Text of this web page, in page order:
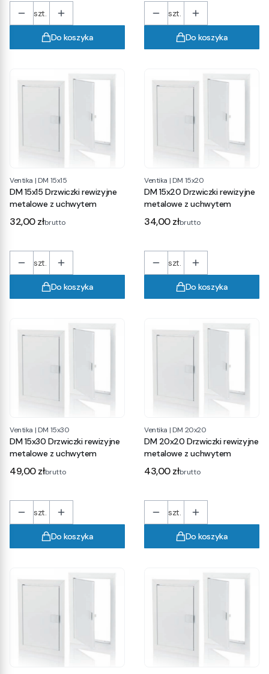
szt.
Do koszyka
szt.
Do koszyka
Ventika | DM 15x15
DM 15x15 Drzwiczki rewizyjne
metalowe z uchwytem
Cena
32,00 złbrutto
szt.
Do koszyka
Ventika | DM 15x20
DM 15x20 Drzwiczki rewizyjne
metalowe z uchwytem
Cena
34,00 złbrutto
szt.
Do koszyka
Ventika | DM 15x30
DM 15x30 Drzwiczki rewizyjne
metalowe z uchwytem
Cena
49,00 złbrutto
szt.
Do koszyka
Ventika | DM 20x20
DM 20x20 Drzwiczki rewizyjne
metalowe z uchwytem
Cena
43,00 złbrutto
szt.
Do koszyka